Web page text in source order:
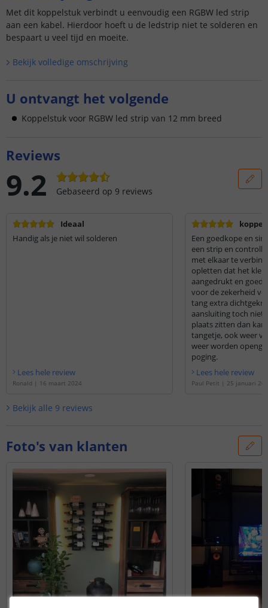
Met dit koppelstuk verbindt u eenvoudig een RGBW led strip
aan een kabel. Hierdoor hoeft u de ledstrip niet te solderen en
bespaart u veel tijd en moeite.
Bekijk volledige omschrijving
U ontvangt het volgende
Koppelstuk voor RGBW led strip van 12 mm breed
Reviews
9.2 Gebaseerd op 9 reviews
Ideaal
Handig als je niet wil solderen
Lees hele review
Ronald | 16 maart 2024
Een goedkope en
een strip en
met elkaar te
opletten dat het
aangedrukt en goed
voor de zekerheid
tang extra
aansluiting toch niet
plaats zitten dan
tangetje, ook weer
weer worden
poging.
Lees hele review
Paul Petit | 25 januari
Bekijk alle 9 reviews
Foto's van klanten